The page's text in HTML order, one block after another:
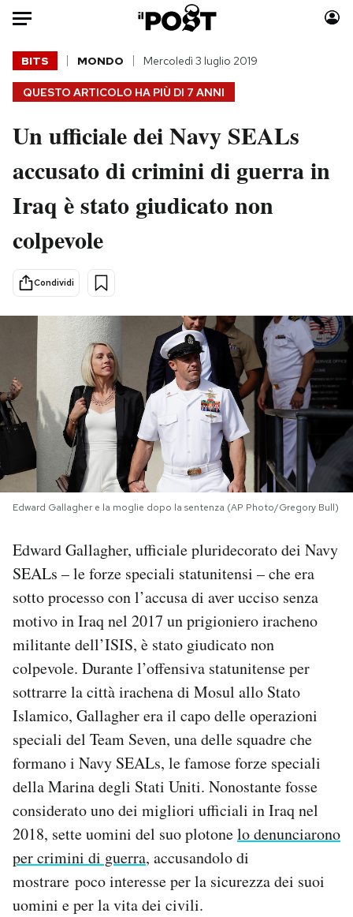
Auto
HOME
Italia
Politica
Tecnologia
Internet
Scienza
Cultura
Economia
Sport
Moda
Libri
Consumismi
Storie/Idee
Mondiali calcio 2026
PODCAST
NEWSLETTER
I MIEI PREFERITI
CALENDARIO
AREA PERSONALE
Area Personale
Newsletter
Notifiche mobile
Regala il Post
Hai bisogno di aiuto?
Esci
QUESTO ARTICOLO HA PIÙ DI 7 ANNI
BITS MONDO Mercoledì 3 luglio 2019
Un ufficiale dei Navy SEALs
accusato di crimini di guerra in
Iraq è stato giudicato non
colpevole
Condividi
Edward Gallagher e la moglie dopo la sentenza (AP Photo/Gregory Bull)
Edward Gallagher, ufficiale pluridecorato dei Navy
SEALs – le forze speciali statunitensi – che era
sotto processo con l’accusa di aver ucciso senza
motivo in Iraq nel 2017 un prigioniero iracheno
militante dell’ISIS, è stato giudicato non
colpevole. Durante l’offensiva statunitense per
sottrarre la città irachena di Mosul allo Stato
Islamico, Gallagher era il capo delle operazioni
speciali del Team Seven, una delle squadre che
formano i Navy SEALs, le famose forze speciali
della Marina degli Stati Uniti. Nonostante fosse
considerato uno dei migliori ufficiali in Iraq nel
2018, sette uomini del suo plotonelo denunciarono
per crimini di guerra, accusandolo di
mostrare poco interesse per la sicurezza dei suoi
uomini e per la vita dei civili.